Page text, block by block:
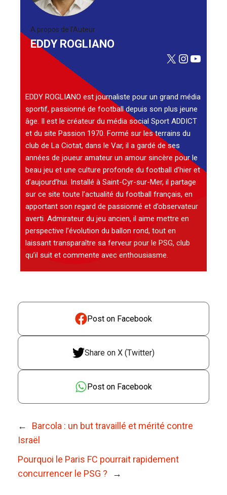
A propos de l'Auteur
EDDY ROGLIANO
X
EDDY ROGLIANO est journaliste pour un grand média
sportif, passionné de football depuis son plus jeune
âge. Il est le créateur du média social Sport ADDICT
et du site Passion 1970. Formé sur les terrains du
club de La Ciotat, dans le Var, il a gardé de ses
années de joueur amateur un amour sincère pour le
beau jeu et une culture profonde du football d’hier et
d’aujourd’hui. Installé à Saint-Cyr-sur-Mer, il partage
sur ce site toute l’actualité du football français, en
apportant son regard de passionné et d’observateur
averti. Admirateur du jeu ancien, il aime mettre en
perspective l’évolution du ballon rond, tout en
laissant transparaître sa ferveur pour le PSG, club
qu’il suit et commente avec enthousiasme.
Post on Facebook
Share on X (Twitter)
Post on Facebook
←
Barcola : un but travaillé et mérité contre
Israël
Pourquoi le Paris FC pourrait rapidement
concurrencer le PSG ?
→